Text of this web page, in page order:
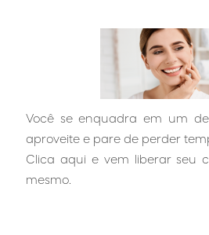
Você se enquadra em um
aproveite e pare de perder
Clica aqui e vem liberar seu
mesmo.